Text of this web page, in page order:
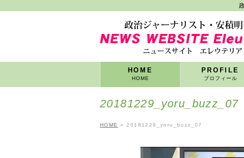
HOME
HOME
PROFILE
プロフィール
20181229_yoru_buzz_07
HOME » 20181229_yoru_buzz_07